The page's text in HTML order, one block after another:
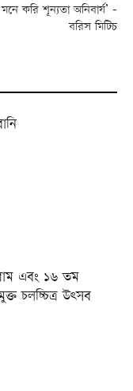
করি শূন্যতা অনিবার্য’ –
বরিস মিটিচ
এবং ১৬ তম
চলচ্চিত্র উৎসব